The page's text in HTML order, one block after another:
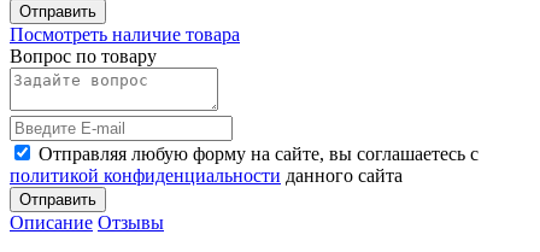
Отправить
Посмотреть наличие товара
Вопрос по товару
Отправляя любую форму на сайте, вы соглашаетесь с
политикой конфиденциальности данного сайта
Отправить
Описание Отзывы